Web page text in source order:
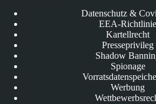
Datenschutz &
EEA-Richtlinie
Kartellrecht
Presseprivileg
Shadow
Spionage
Werbung